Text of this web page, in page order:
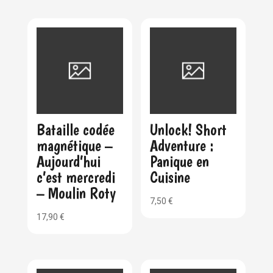
Bataille codée
magnétique –
Aujourd’hui
c’est mercredi
– Moulin Roty
17,90 €
Unlock! Short
Adventure :
Panique en
Cuisine
7,50€